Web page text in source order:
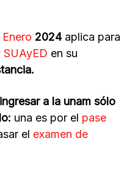
2024aplica para
en su
a la unam sólo
una es por el pase
el examen de